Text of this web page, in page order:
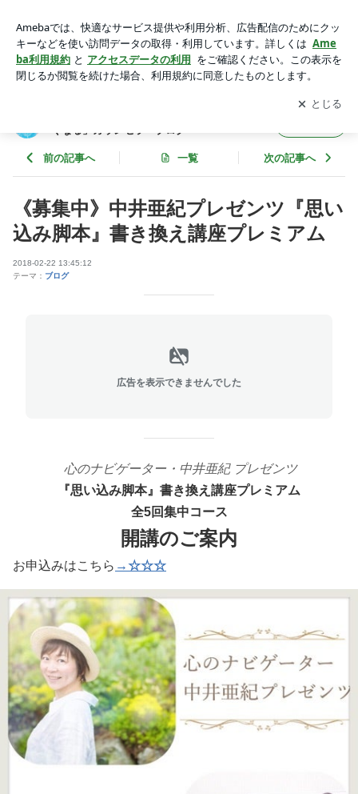
プレミアム | 山形発！ 女性のための「毎日がもっと楽しくな
る」カウンセラーブログ
アプリをダウンロードして ブログの更新通知
を受け取りまし
ょう。
開く
くなる」カウンセラーブログ
前の記事へ 一覧 次の記事へ
《募集中》中井亜紀プレゼンツ『思い
込み脚本』書き換え講座プレミアム
2018-02-22 13:45:12
テーマ： ブログ
広告を表示できませんでした
心のナビゲーター・中井亜紀 プレゼンツ
『思い込み脚本』 書き換え講座プレミアム
全5回集中コース
開講のご案内
お申込みはこちら →☆☆☆